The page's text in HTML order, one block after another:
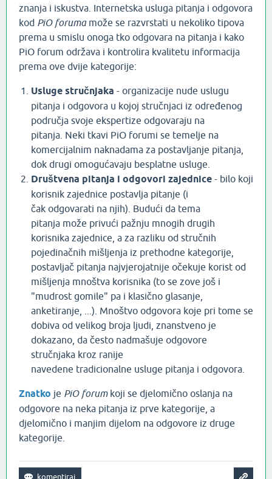
znanja i iskustva. Internetska usluga pitanja i odgovora
kod PiO forumamože se razvrstati u nekoliko tipova
prema u smislu onoga tko odgovara na pitanja i kako
PiO forum održava i kontrolira kvalitetu informacija
prema ove dvije kategorije:
Usluge stručnjaka - organizacije nude uslugu
pitanja i odgovora u kojoj stručnjaci iz određenog
područja svoje ekspertize odgovaraju na
pitanja. Neki tkavi PiO forumi se temelje na
komercijalnim naknadama za postavljanje pitanja,
dok drugi omogućavaju besplatne usluge.
Društvena pitanja i odgovori zajednice - bilo koji
korisnik zajednice postavlja pitanje (i
čak odgovarati na njih). Budući da tema
pitanja može privući pažnju mnogih drugih
korisnika zajednice, a za razliku od stručnih
pojedinačnih mišljenja iz prethodne kategorije,
postavljač pitanja najvjerojatnije očekuje korist od
mišljenja mnoštva korisnika (to se zove još i
"mudrost gomile" pa i klasično glasanje,
anketiranje, ...). Mnoštvo odgovora koje pri tome se
dobiva od velikog broja ljudi, znanstveno je
dokazano, da često nadmašuje odgovore
stručnjaka kroz ranije
navedene tradicionalne usluge pitanja i odgovora.
Znatko je PiO forumkoji se djelomično oslanja na
odgovore na neka pitanja iz prve kategorije, a
djelomično i manjim dijelom na odgovore iz druge
kategorije.